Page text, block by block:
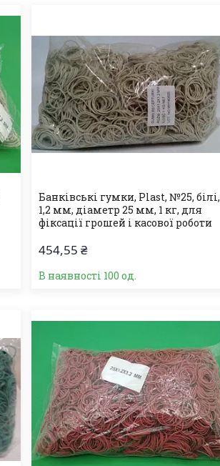
Банківські гумки, Plast, №25, білі,
1,2 мм, діаметр 25 мм, 1 кг, для
фіксації грошей і касової роботи
454,55 ₴
В наявності 100 од.